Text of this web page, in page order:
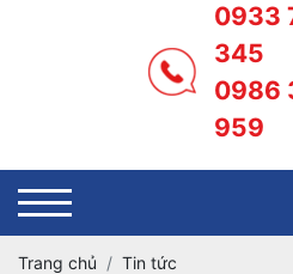
0933
345
0986
959
Trang chủ
Tin tức